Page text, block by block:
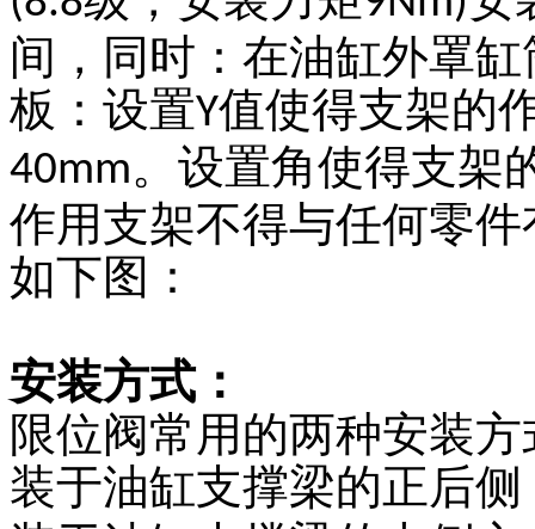
间，同时：在油缸外罩
板： 设置Y值使得支架的
40mm。设置角使得支架
作用支架不得与任何零
如下图：
安装方式：
限位阀常用的两种安装
装于油缸支撑梁的正后